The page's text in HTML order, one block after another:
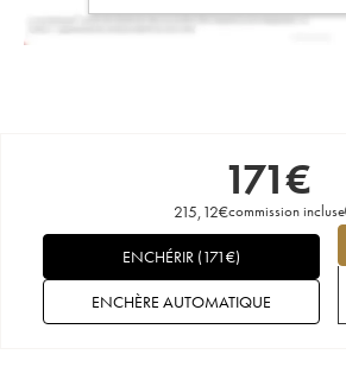
171€
215,12€commission incluse
ENCHÉRIR (171€)
ENCHÈRE AUTOMATIQUE